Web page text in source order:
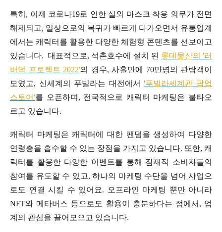
특히, 이제 코로나19로 인한 실외 마스크 착용 의무가 전면
해제되고, 일상으로의 복귀가 빠르게 다가오면서 유통업계
에서는 캐릭터를 활용한 다양한 체험형 콘텐츠를 선보이고
있습니다. 대표적으로, 석촌호수에 설치 된 롯데물산의 '러
버덕 프로젝트 2022'의 경우, 사흘만에 70만명의 관람객이
모였고, 신세계의 푸빌라는 대전에서'푸빌라세계관 팝업
스토어'를 오픈하며, 전국적으로 캐릭터 마케팅은 불타오
르고 있습니다.
캐릭터 마케팅은 캐릭터에 대한 팬덤을 생성하여 다양한
연령층을 흡수할 수 있는 장점을 가지고 있습니다. 또한, 캐
릭터를 활용한 다양한 이벤트를 통해 잠재적 소비자들의
참여를 유도할 수 있고, 하나의 마케팅 수단을 넘어 사업으
로도 연결 시킬 수 있어요. 오프라인 마케팅 뿐만 아니라
NFT와 메타버스 등으로도 활용이 충분하다는 점에서, 업
계의 관심을 끌어모으고 있습니다.